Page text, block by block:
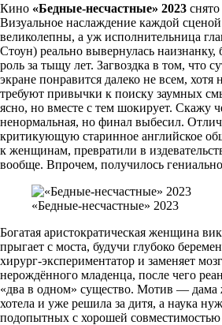
Кино «Бедные-несчастные» 2023
Визуальное наслаждение каждой
великолепны, а уж исполнительница
Стоун) реально вывернулась
роль за тыщу лет. Загвоздка в том, что
экране понравится далеко не всем,
требуют привычки к поиску заумных
ясно, но вместе с тем шокирует. Скажу
ненормальная, но финал выбесил.
критикующую старинное английское
к женщинам, превратили в
вообще. Впрочем, получилось
«Бедные-несчастные» 2023
Богатая аристократическая женщина
прыгает с моста, будучи глубоко
хирург-экспериментатор и заменяет
нерождённого младенца, после чего
«два в одном» существо. Мотив — дама
хотела и уже решила за дитя, а наука
подопытных с хорошей